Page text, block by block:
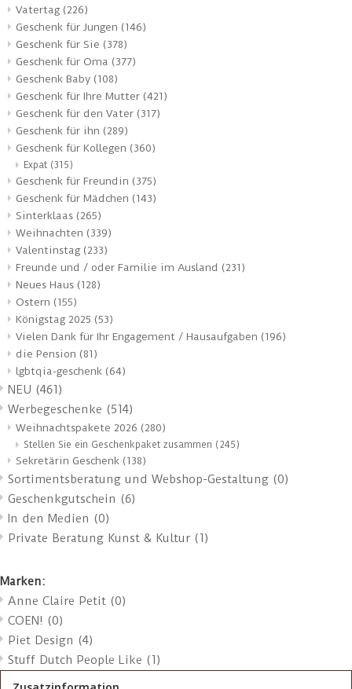
Vatertag (226)
Geschenk für Jungen (146)
Geschenk für Sie (378)
Geschenk für Oma (377)
Geschenk Baby (108)
Geschenk für Ihre Mutter (421)
Geschenk für den Vater (317)
Geschenk für ihn (289)
Geschenk für Kollegen (360)
Expat (315)
Geschenk für Freundin (375)
Geschenk für Mädchen (143)
Sinterklaas (265)
Weihnachten (339)
Valentinstag (233)
Freunde und / oder Familie im Ausland (231)
Neues Haus (128)
Ostern (155)
Königstag 2025 (53)
Vielen Dank für Ihr Engagement / Hausaufgaben (196)
die Pension (81)
lgbtqia-geschenk (64)
NEU (461)
Werbegeschenke (514)
Weihnachtspakete 2026 (280)
Stellen Sie ein Geschenkpaket zusammen (245)
Sekretärin Geschenk (138)
Sortimentsberatung und Webshop-Gestaltung (0)
Geschenkgutschein (6)
In den Medien (0)
Private Beratung Kunst & Kultur (1)
Marken:
Anne Claire Petit (0)
COEN! (0)
Piet Design (4)
Stuff Dutch People Like (1)